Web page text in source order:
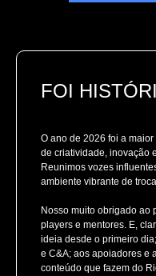
FOI
O ano de 2026 foi a
de criatividade, inovação
Reunimos vozes
ambiente vibrante de
Nosso muito obrigado ao
players e mentores. E,
ideia desde o primeiro
e C&A; aos apoiadores e
conteúdo que fazem do